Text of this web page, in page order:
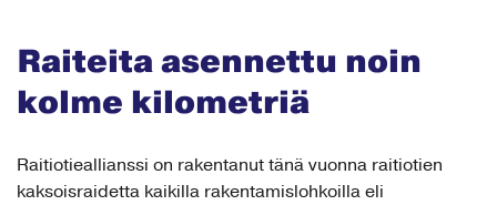
Raiteita asennettu noin
kolme kilometriä
Raitiotieallianssi on rakentanut tänä vuonna raitiotien
kaksoisraidetta kaikilla rakentamislohkoilla eli